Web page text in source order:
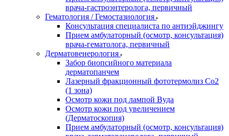
врача-гастроэнтеролога, первичный
Гематология / Гемостазиология
Консультация специалиста по антиэйджингу
Прием амбулаторный (осмотр, консультация)
врача-гематолога, первичный
Дерматовенерология
Забор биопсийного материала
дерматопанчем
Лазерный фракционный фототермолиз Со2
(1 зона)
Осмотр кожи под лампой Вуда
Осмотр кожи под увеличением
(Дерматоскопия)
Прием амбулаторный (осмотр, консультация)